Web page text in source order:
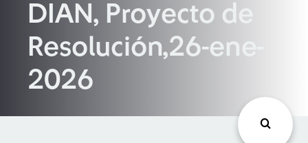
BuscarDIAN, Proyecto de
Resolución,26-ene-
2026